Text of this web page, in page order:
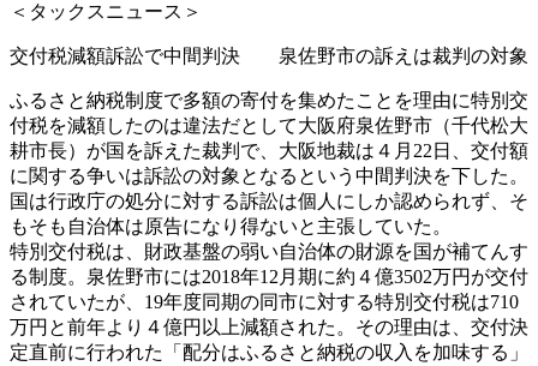
＜タックスニュース＞
交付税減額訴訟で中間判決 泉佐野市の訴えは裁判の対象
ふるさと納税制度で多額の寄付を集めたことを理由に特別交
付税を減額したのは違法だとして大阪府泉佐野市（千代松大
耕市長）が国を訴えた裁判で、大阪地裁は４月22日、交付額
に関する争いは訴訟の対象となるという中間判決を下した。
国は行政庁の処分に対する訴訟は個人にしか認められず、そ
もそも自治体は原告になり得ないと主張していた。
特別交付税は、財政基盤の弱い自治体の財源を国が補てんす
る制度。泉佐野市には2018年12月期に約４億3502万円が交付
されていたが、19年度同期の同市に対する特別交付税は710
万円と前年より４億円以上減額された。その理由は、交付決
定直前に行われた「配分はふるさと納税の収入を加味する」